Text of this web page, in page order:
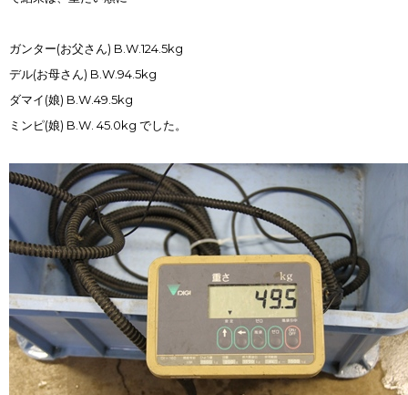
ガンター(お父さん) B.W.124.5kg
デル(お母さん) B.W.94.5kg
ダマイ(娘) B.W.49.5kg
ミンピ(娘) B.W. 45.0kg でした。